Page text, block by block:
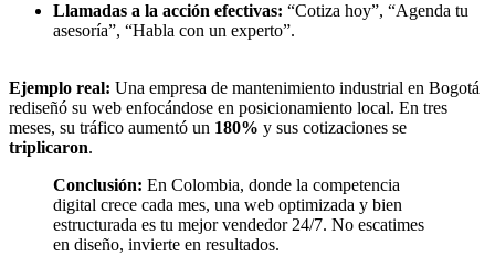
Llamadas a la acción efectivas: “Cotiza hoy”, “Agenda tu
asesoría”, “Habla con un experto”.
Ejemplo real: Una empresa de mantenimiento industrial en Bogotá
rediseñó su web enfocándose en posicionamiento local. En tres
meses, su tráfico aumentó un 180% y sus cotizaciones se
triplicaron.
Conclusión: En Colombia, donde la competencia
digital crece cada mes, una web optimizada y bien
estructurada es tu mejor vendedor 24/7. No escatimes
en diseño, invierte en resultados.